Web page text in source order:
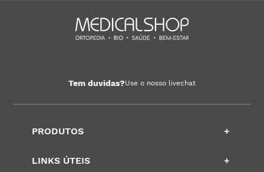
Tem duvidas?Use o nosso livechat
PRODUTOS +
LINKS ÚTEIS +